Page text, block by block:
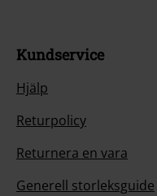
Kundservice
Hjälp
Returpolicy
Returnera en vara
Generell storleksguide